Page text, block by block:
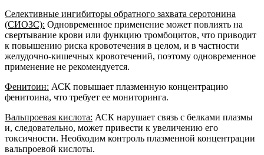
Селективные ингибиторы обратного захвата серотонина
(СИОЗС): Одновременное применение может повлиять на
свертывание крови или функцию тромбоцитов, что приводит
к повышению риска кровотечения в целом, и в частности
желудочно-кишечных кровотечений, поэтому одновременное
применение не рекомендуется.
Фенитоин: АСК повышает плазменную концентрацию
фенитоина, что требует ее мониторинга.
Вальпроевая кислота: АСК нарушает связь с белками плазмы
и, следовательно, может привести к увеличению его
токсичности. Необходим контроль плазменной концентрации
вальпроевой кислоты.